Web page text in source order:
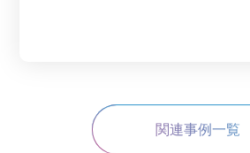
ージが表示されます。迫力のライブ映像
関連事例一覧